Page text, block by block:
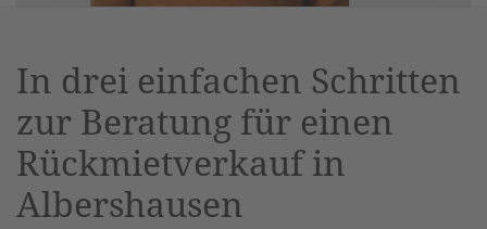
Management Platform&eRecht24
In drei einfachen Schritten
zur Beratung für einen
Rückmietverkauf in
Albershausen